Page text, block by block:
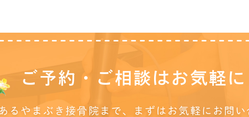
ご予約・ご相談は お気軽に
るやまぶき接骨院まで、 まずはお気軽にお問い